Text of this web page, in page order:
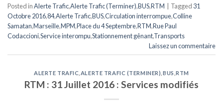
Posted inAlerte Trafic,Alerte Trafic (Terminer),BUS,RTM Tagged 31
Octobre 2016,84,Alerte Trafic,BUS,Circulation interrompue,Colline
Samatan,Marseille,MPM,Place du 4 Septembre,RTM,Rue Paul
Codaccioni,Service interompu,Stationnement gênant,Transports
Laissez un commentaire
ALERTE TRAFIC ALERTE TRAFIC (TERMINER) BUS ,RTM
RTM : 31 Juillet 2016 : Services modifiés